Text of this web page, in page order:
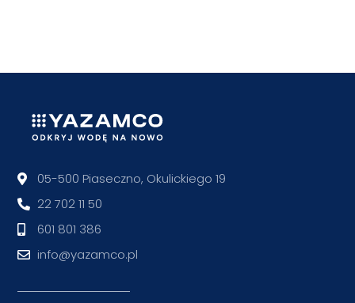
05-500 Piaseczno, Okulickiego 19
22 702 11 50
601 801 386
info@yazamco.pl